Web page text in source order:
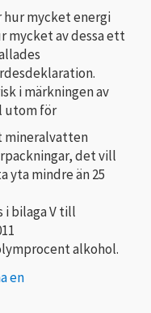
mycket energi
mycket av dessa ett
i märkningen av
utom för
det vill
yta mindre än 25
i bilaga V till
alkohol.
en